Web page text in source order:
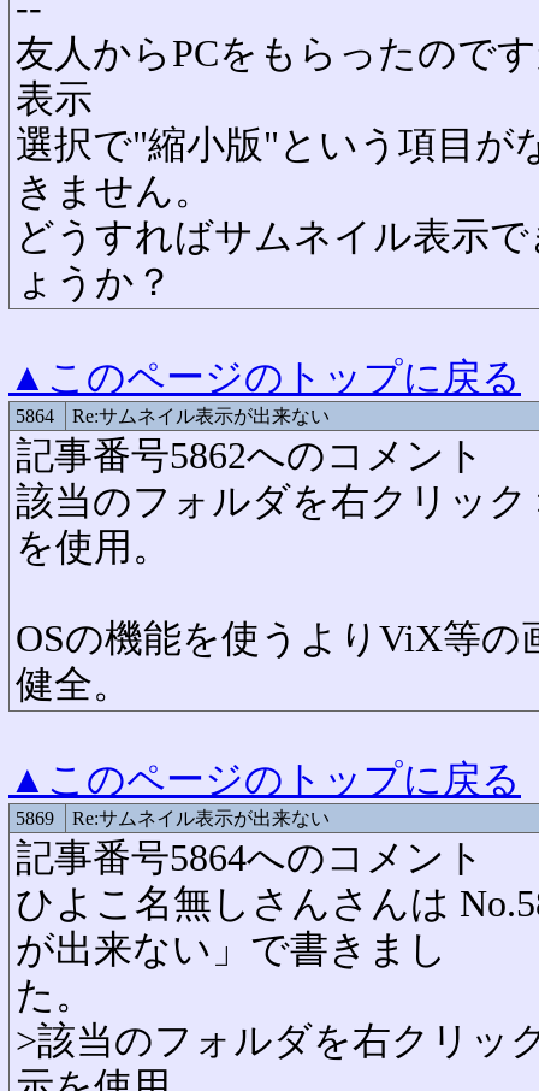
友人からPCをもらったので
表示
選択で"縮小版"という項目が
きません。
どうすればサムネイル表示
ょうか？
▲このページのトップに戻る
5864 Re:サムネイル表示が出来ない
記事番号5862へのコメント
該当のフォルダを右クリッ
を使用。
OSの機能を使うよりViX等
健全。
▲このページのトップに戻る
5869 Re:サムネイル表示が出来ない
記事番号5864へのコメント
ひよこ名無しさんさんは
が出来ない」で書きまし
た。
>該当のフォルダを右クリッ